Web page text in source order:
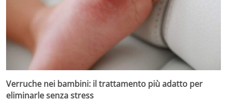
Verruche nei bambini: il trattamento più adatto per
eliminarle senza stress